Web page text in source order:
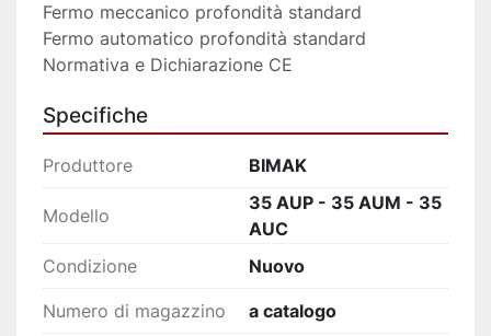
Fermo meccanico profondità standard
Fermo automatico profondità standard
Normativa e Dichiarazione CE
Specifiche
Produttore BIMAK
Modello
35 AUP - 35 AUM - 35
AUC
Condizione
Nuovo
Numero di magazzino a catalogo